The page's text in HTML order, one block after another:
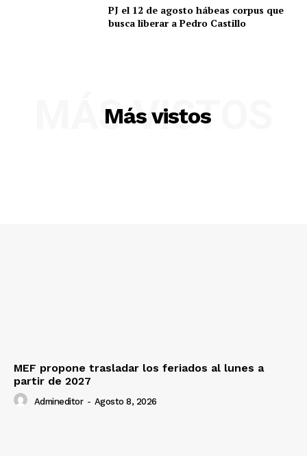
PJ el 12 de agosto hábeas corpus que
busca liberar a Pedro Castillo
Más vistos
MÁS VISTOS
MEF propone trasladar los feriados al lunes a
partir de 2027
Admineditor - Agosto 8, 2026